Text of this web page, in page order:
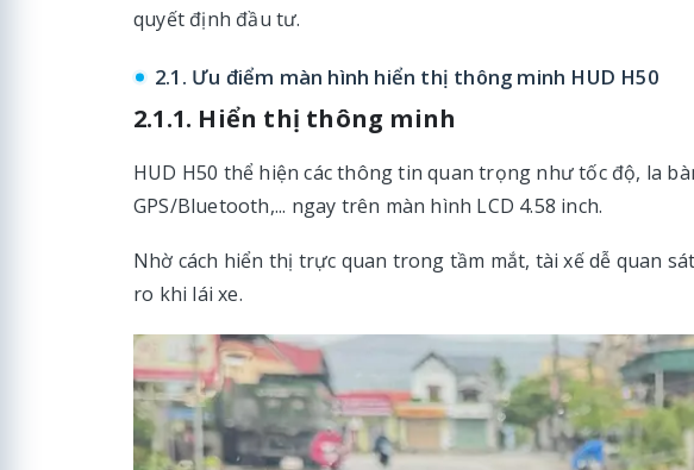
quyết định đầu tư.
2.1. Ưu điểm màn hình hiển thị thông minh HUD H50
2.1.1. Hiển thị thông minh
HUD H50 thể hiện các thông tin quan trọng như tốc độ, la
GPS/Bluetooth,... ngay trên màn hình LCD 4.58 inch.
Nhờ cách hiển thị trực quan trong tầm mắt, tài xế dễ quan
ro khi lái xe.